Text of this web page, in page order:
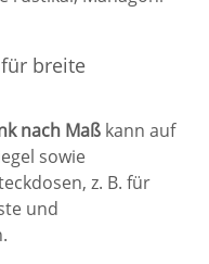
breite
nach Maß kann auf
sowie
z. B. für
und